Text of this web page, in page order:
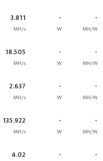
3.811
MH/s
-
W
-
MH/W
18.505
MH/s
-
W
-
MH/W
2.637
MH/s
-
W
-
MH/W
135.922
MH/s
-
W
-
MH/W
4.02 - -